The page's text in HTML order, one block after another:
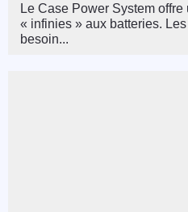
Le Case Power System
« infinies » aux batteries.
besoin...